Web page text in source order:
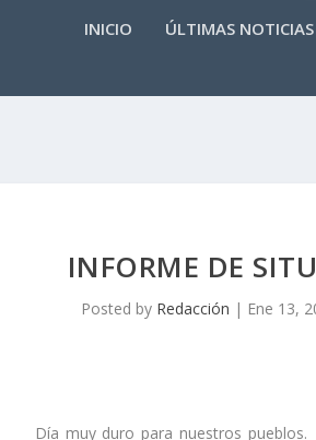
INICIO ÚLTIMAS NOTICIAS
INFORME DE
Posted by Redacción | Ene 13,
Día muy duro para nuestros pueblos.